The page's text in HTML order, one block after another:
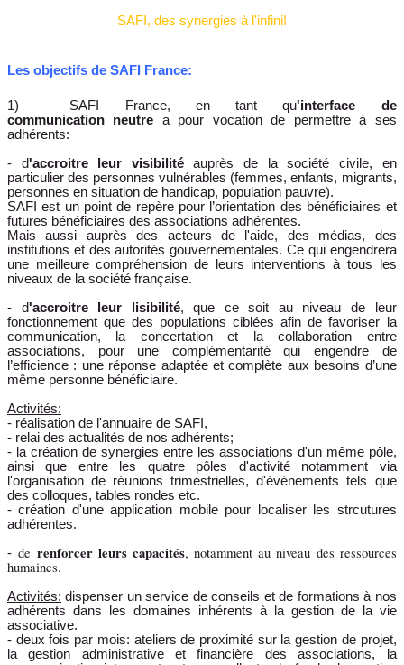
SAFI, des synergies à l'infini!
Les objectifs de SAFI France:
1) SAFI France, en tant qu'interface de
communication
neutre a pour vocation de permettre à ses
adhérents:
- d'accroitre leur visibilitéauprès de la société civile, en
particulier des personnes vulnérables (femmes, enfants, migrants,
personnes en situation de handicap, population pauvre).
SAFI est un point de repère pour l’orientation des bénéficiaires et
futures bénéficiaires des associations adhérentes.
Mais aussi auprès des acteurs de l'aide, des médias, des
institutions et des autorités gouvernementales. Ce qui engendrera
une meilleure compréhension de leurs interventions à tous les
niveaux de la société française.
- d'accroitre leur lisibilité, que ce soit au niveau de leur
fonctionnement que des populations ciblées afin de favoriser la
communication, la concertation et la collaboration entre
associations, pour une complémentarité qui engendre de
l’efficience : une réponse adaptée et complète aux besoins d’une
même personne bénéficiaire.
Activités:
- réalisation de l'annuaire de SAFI,
- relai des actualités de nos adhérents;
- la création de synergies entre les associations d'un même pôle,
ainsi que entre les quatre pôles d'activité notamment via
l'organisation de réunions trimestrielles, d'événements tels que
des colloques, tables rondes etc.
- création d'une application mobile pour localiser les strcutures
adhérentes.
- derenforcer leurs capacités, notamment au niveau des ressources
humaines.
Activités: dispenser un service de conseils et de formations à nos
adhérents dans les domaines inhérents à la gestion de la vie
associative.
- deux fois par mois: ateliers de proximité sur la gestion de projet,
la gestion administrative et financière des associations, la